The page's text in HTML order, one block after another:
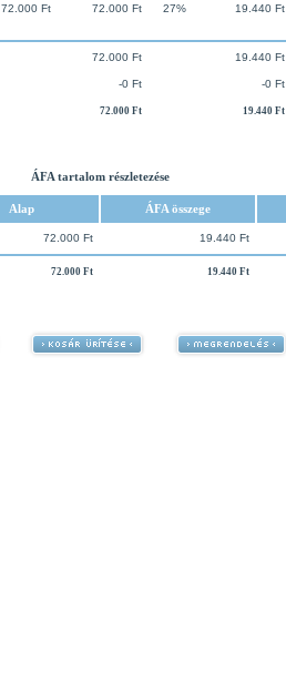
72.000 Ft 72.000 Ft 27% 19.440 Ft
72.000 Ft 19.440 Ft
-0 Ft -0 Ft
72.000 Ft 19.440 Ft
ÁFA tartalom részletezése
Alap ÁFA összege
72.000 Ft 19.440 Ft
72.000 Ft 19.440 Ft